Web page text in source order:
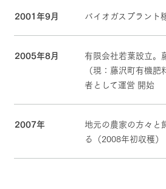
2001年9月 バイオガスプラント
2005年8月
有限会社若葉設立。
（現：藤沢町有機
者として運営 開始
2007年
地元の農家の方々と
る（2008年初収穫）